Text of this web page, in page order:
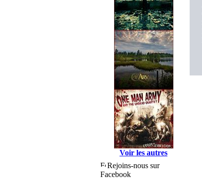
Voir les autres
Rejoins-nous sur
Facebook